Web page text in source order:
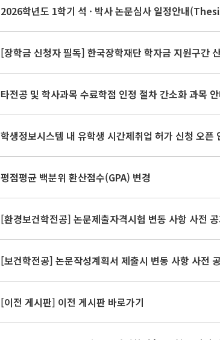
2026학년도 1학기 석 · 박사 논문심사 일정안내
[장학금 신청자 필독] 한국장학재단 학자금 지원구간
타전공 및 학사과목 수료학점 인정 절차 간소화 과목
학생정보시스템 내 유학생 시간제취업 허가 신청 오픈
평점평균 백분위 환산점수(GPA) 변경
[환경보건학전공] 논문제출자격시험 변동 사항 사전
[보건학전공] 논문작성계획서 제출시 변동 사항 사전
[이전 게시판] 이전 게시판 바로가기